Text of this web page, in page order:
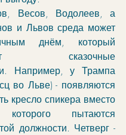
Весов, Водолеев, а
и Львов среда может
днём, который
сказочные
Например, у Трампа
во Льве) - появляются
кресло спикера вместо
которого пытаются
должности. Четверг -